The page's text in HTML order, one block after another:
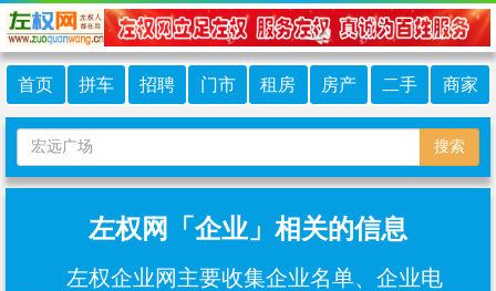
首页 拼车 招聘 门市 租房 房产 二手 商家
搜索
左权网「企业」相关的信息
左权企业网主要收集企业名单、企业电